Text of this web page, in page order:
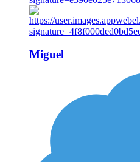
Miguel